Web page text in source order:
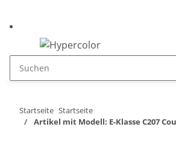
Startseite Startseite
Artikel mit Modell: E-Klasse C207